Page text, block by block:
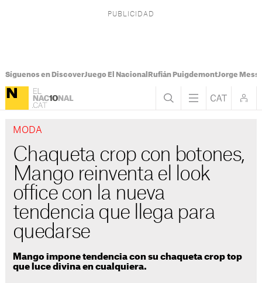
Síguenos en DiscoverJuego El Nacional Rufián PuigdemontJorge Messi
MODA
Chaqueta crop con botones,
Mango reinventa el look
office con la nueva
tendencia que llega para
quedarse
Mango impone tendencia con su chaqueta crop top
que luce divina en cualquiera.